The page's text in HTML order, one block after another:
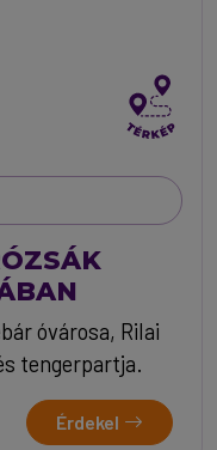
óvárosa, Rilai
tengerpartja.
Érdekel